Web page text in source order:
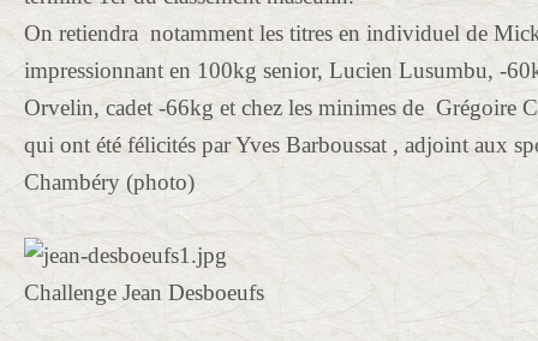
On retiendra notamment les titres en individuel de
impressionnant en 100kg senior, Lucien Lusumbu, -
Orvelin, cadet -66kg et chez les minimes de Grégoire
qui ont été félicités par Yves Barboussat , adjoint aux
Chambéry (photo)
Challenge Jean Desboeufs